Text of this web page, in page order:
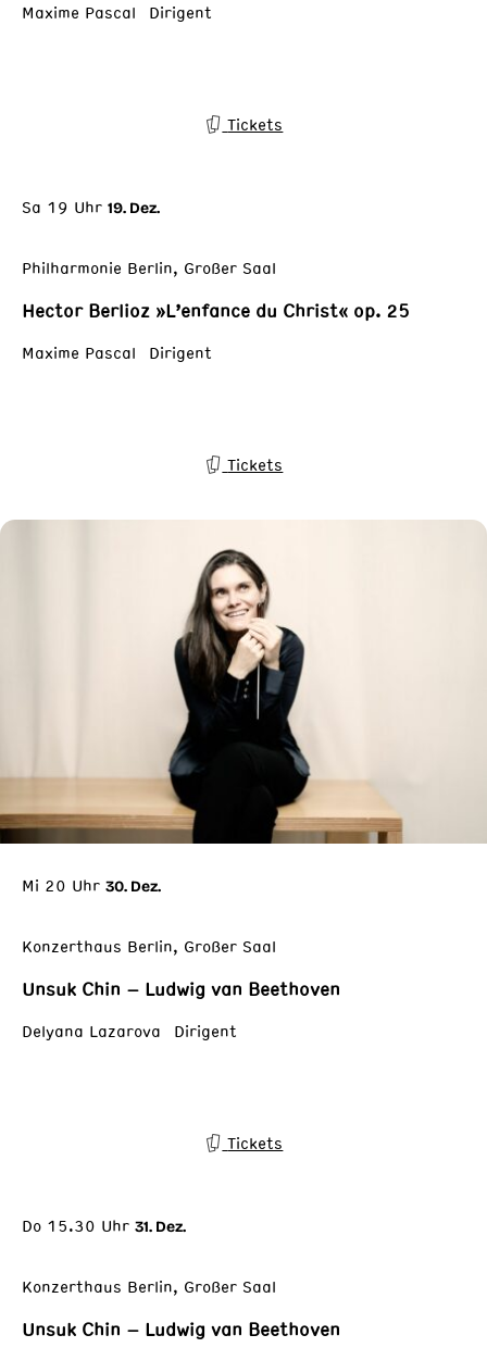
Maxime Pascal Dirigent
Tickets
Sa 19 Uhr 19. Dez.
Philharmonie Berlin, Großer Saal
Hector Berlioz »L’enfance du Christ« op. 25
Maxime Pascal Dirigent
Tickets
Mi 20 Uhr 30. Dez.
Konzerthaus Berlin, Großer Saal
Unsuk Chin – Ludwig van Beethoven
Delyana Lazarova Dirigent
Tickets
Do 15.30 Uhr 31. Dez.
Konzerthaus Berlin, Großer Saal
Unsuk Chin – Ludwig van Beethoven